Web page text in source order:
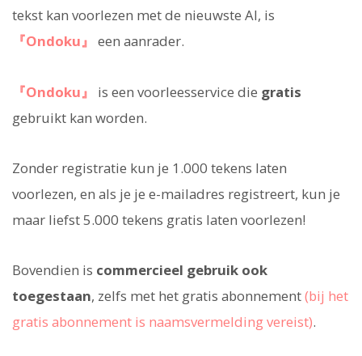
tekst kan voorlezen met de nieuwste AI, is
『Ondoku』 een aanrader.
『Ondoku』 is een voorleesservice die gratis
gebruikt kan worden.
Zonder registratie kun je 1.000 tekens laten
voorlezen, en als je je e-mailadres registreert, kun je
maar liefst 5.000 tekens gratis laten voorlezen!
Bovendien is commercieel gebruik ook
toegestaan, zelfs met het gratis abonnement(bij het
gratis abonnement is naamsvermelding vereist).